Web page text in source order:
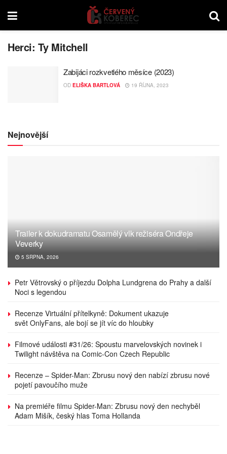
Herci:Ty Mitchell
Zabijáci rozkvetlého měsíce (2023)
OD ELIŠKA BARTLOVÁ 19 ŘÍJNA, 2023
Nejnovější
Trailer k dokudramatu Osamělý vlk režiséra Ondřeje
Veverky
5 SRPNA, 2026
Petr Větrovský o příjezdu Dolpha Lundgrena do Prahy a další
Noci s legendou
Recenze Virtuální přítelkyně: Dokument ukazuje
svět OnlyFans, ale bojí se jít víc do hloubky
Filmové události #31/26: Spoustu marvelovských novinek i
Twilight návštěva na Comic-Con Czech Republic
Recenze – Spider-Man: Zbrusu nový den nabízí zbrusu nové
pojetí pavoučího muže
Na premiéře filmu Spider-Man: Zbrusu nový den nechyběl
Adam Mišík, český hlas Toma Hollanda